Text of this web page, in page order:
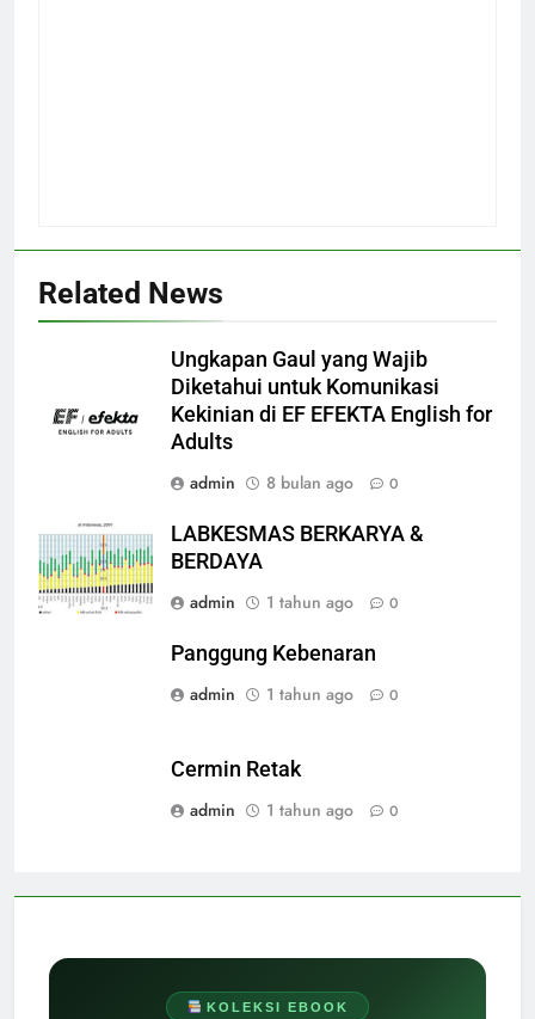
KOLEKSI EBOOK
Related News
Ungkapan Gaul yang Wajib
Diketahui untuk Komunikasi
Kekinian di EF EFEKTA English for
Adults
admin
8 bulan ago 0
LABKESMAS BERKARYA &
BERDAYA
admin
1 tahun ago 0
Panggung Kebenaran
admin
1 tahun ago 0
Cermin Retak
admin
1 tahun ago 0